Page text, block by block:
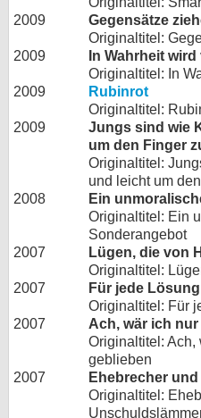
2009
Gegensätze
Originaltitel:
2009
In Wahrheit
Originaltitel: In
2009
Rubinrot
Originaltitel:
2009
Jungs sind wie
um den Finger
Originaltitel:
und leicht um
2008
Ein
Originaltitel: Ein
Sonderangebot
2007
Lügen, die von
Originaltitel:
2007
Für jede
Originaltitel: Für
2007
Ach, wär ich
Originaltitel: Ach,
geblieben
2007
Ehebrecher
Originaltitel: